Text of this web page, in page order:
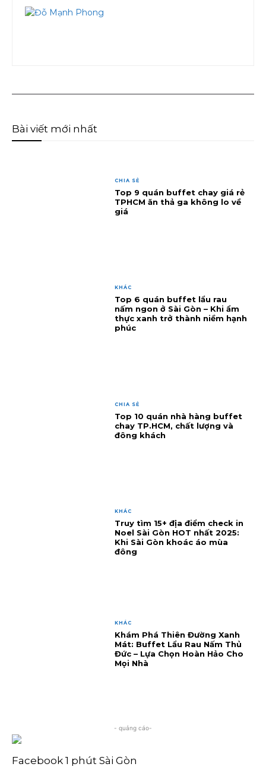
Bài viết mới nhất
CHIA SẺ
Top 9 quán buffet chay giá rẻ
TPHCM ăn thả ga không lo về
giá
KHÁC
Top 6 quán buffet lẩu rau
nấm ngon ở Sài Gòn – Khi ẩm
thực xanh trở thành niềm hạnh
phúc
CHIA SẺ
Top 10 quán nhà hàng buffet
chay TP.HCM, chất lượng và
đông khách
KHÁC
Truy tìm 15+ địa điểm check in
Noel Sài Gòn HOT nhất 2025:
Khi Sài Gòn khoác áo mùa
đông
KHÁC
Khám Phá Thiên Đường Xanh
Mát: Buffet Lẩu Rau Nấm Thủ
Đức – Lựa Chọn Hoàn Hảo Cho
Mọi Nhà
- quảng cáo-
Facebook 1 phút Sài Gòn